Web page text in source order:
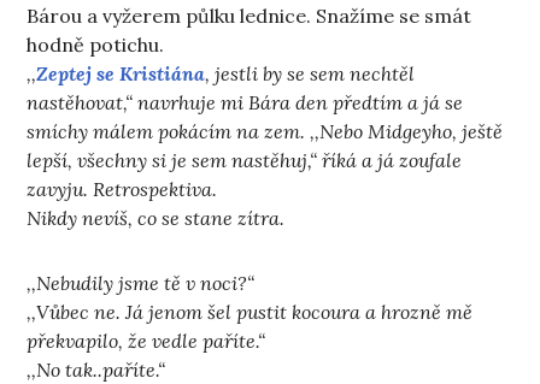
Bárou a vyžerem půlku lednice. Snažíme se smát
hodně potichu.
,,Zeptej se Kristiána, jestli by se sem nechtěl
nastěhovat,“ navrhuje mi Bára den předtím a já se
smíchy málem pokácím na zem. ,,Nebo Midgeyho, ještě
lepší, všechny si je sem nastěhuj,“ říká a já zoufale
zavyju. Retrospektiva.
Nikdy nevíš, co se stane zítra.
,,Nebudily jsme tě v noci?“
,,Vůbec ne. Já jenom šel pustit kocoura a hrozně mě
překvapilo, že vedle paříte.“
,,No tak..paříte.“